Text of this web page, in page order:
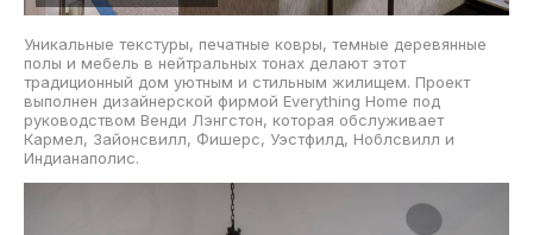
Уникальные текстуры, печатные ковры, темные деревянные
полы и мебель в нейтральных тонах делают этот
традиционный дом уютным и стильным жилищем. Проект
выполнен дизайнерской фирмой Everything Home под
руководством Венди Лэнгстон, которая обслуживает
Кармел, Зайонсвилл, Фишерс, Уэстфилд, Ноблсвилл и
Индианаполис.